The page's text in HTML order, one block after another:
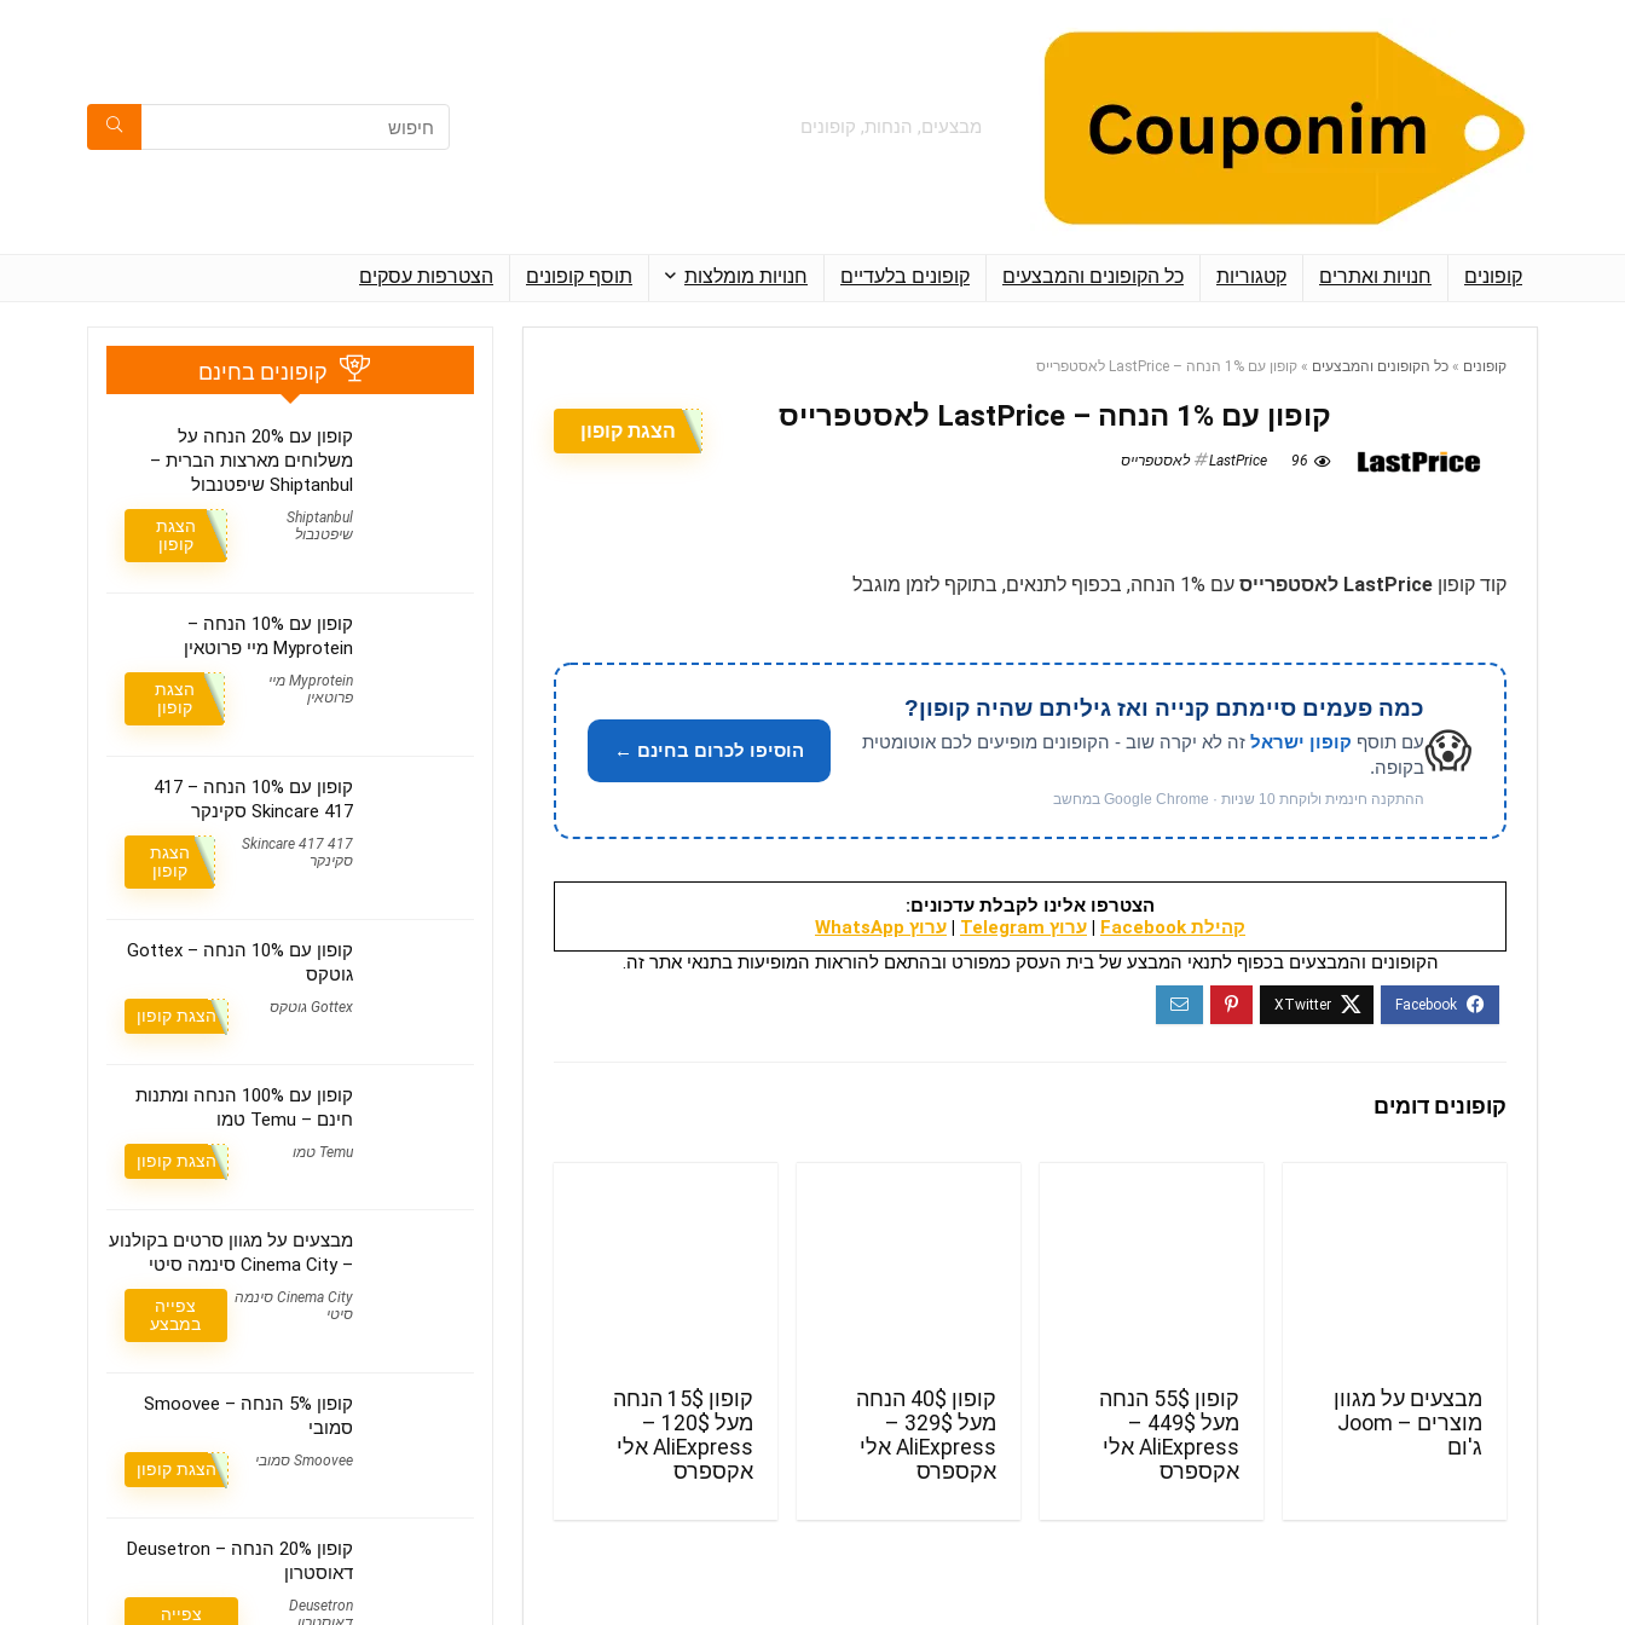
מבצעים, הנחות, קופונים
קופונים חנויות ואתרים קטגוריות כל הקופונים והמבצעים קופונים בלעדיים חנויות מומלצות תוסף קופונים הצטרפות עסקים
קופונים » כל הקופונים והמבצעים » קופון עם 1% הנחה – LastPrice לאסטפרייס
קופון עם 1% הנחה – LastPrice לאסטפרייס
96 LastPrice לאסטפרייס
הצגת קופון
קוד קופון LastPrice לאסטפרייס עם 1% הנחה, בכפוף לתנאים, בתוקף לזמן מוגבל
😱
כמה פעמים סיימתם קנייה ואז גיליתם שהיה קופון?
עם תוסף קופון ישראל זה לא יקרה שוב - הקופונים מופיעים לכם אוטומטית
בקופה.
ההתקנה חינמית ולוקחת 10 שניות · Google Chrome במחשב
הוסיפו לכרום בחינם ←
הצטרפו אלינו לקבלת עדכונים:
קהילת Facebook
| ערוץ Telegram | ערוץ WhatsApp
הקופונים והמבצעים בכפוף לתנאי המבצע של בית העסק כמפורט ובהתאם להוראות המופיעות בתנאי אתר זה.
קופונים דומים
מבצעים על מגוון
מוצרים – Joom
ג'ום
קופון 55$ הנחה
מעל 449$ –
AliExpress אלי
אקספרס
קופון 40$ הנחה
מעל 329$ –
AliExpress אלי
אקספרס
קופון 15$ הנחה
מעל 120$ –
AliExpress אלי
אקספרס
קופונים בחינם
קופון עם 20% הנחה על
משלוחים מארצות הברית –
Shiptanbul שיפטנבול
Shiptanbul
שיפטנבול
הצגת
קופון
קופון עם 10% הנחה –
Myprotein מיי פרוטאין
Myprotein מיי
פרוטאין
הצגת
קופון
קופון עם 10% הנחה – 417
Skincare 417 סקינקר
417 Skincare 417
סקינקר
הצגת
קופון
קופון עם 10% הנחה – Gottex
גוטקס
Gottex גוטקס הצגת קופון
קופון עם 100% הנחה ומתנות
חינם – Temu טמו
Temu טמו הצגת קופון
מבצעים על מגוון סרטים בקולנוע
– Cinema City סינמה סיטי
Cinema City סינמה
סיטי
צפייה
במבצע
קופון 5% הנחה – Smoovee
סמובי
Smoovee סמובי הצגת קופון
קופון 20% הנחה – Deusetron
דאוסטרון
Deusetron
צפייה